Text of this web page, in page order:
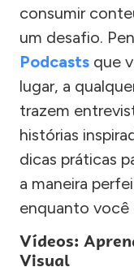
consumir
um desafio.
Podcasts que
lugar, a
trazem
histórias
dicas práticas
a maneira
enquanto você
Vídeos:
Visual